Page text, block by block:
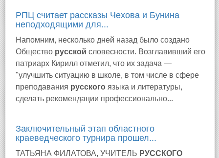
РПЦ считает рассказы Чехова и Бунина
неподходящими для...
Напомним, несколько дней назад было создано
Общество русской словесности. Возглавивший его
патриарх Кирилл отметил, что их задача —
"улучшить ситуацию в школе, в том числе в сфере
преподавания русского языка и литературы,
сделать рекомендации профессионально...
Заключительный этап областного
краеведческого турнира прошел...
ТАТЬЯНА ФИЛАТОВА, УЧИТЕЛЬ РУССКОГО